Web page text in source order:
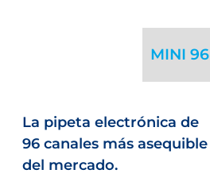
MINI 96
La pipeta electrónica de
96 canales más asequible
del mercado.